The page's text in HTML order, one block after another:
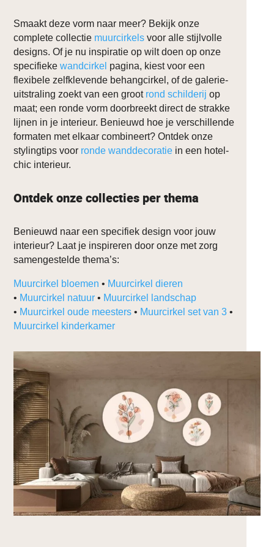
Smaakt deze vorm naar meer? Bekijk onze
complete collectie muurcirkels voor alle stijlvolle
designs. Of je nu inspiratie op wilt doen op onze
specifiekewandcirkel pagina, kiest voor een
flexibele zelfklevende behangcirkel, of de galerie-
uitstraling zoekt van een groot rond schilderij op
maat; een ronde vorm doorbreekt direct de strakke
lijnen in je interieur. Benieuwd hoe je verschillende
formaten met elkaar combineert? Ontdek onze
stylingtips voor ronde wanddecoratie in een hotel-
chic interieur.
Ontdek onze collecties per thema
Benieuwd naar een specifiek design voor jouw
interieur? Laat je inspireren door onze met zorg
samengestelde thema’s:
Muurcirkel bloemen • Muurcirkel dieren
• Muurcirkel natuur • Muurcirkel landschap
• Muurcirkel oude meesters • Muurcirkel set van 3 •
Muurcirkel kinderkamer